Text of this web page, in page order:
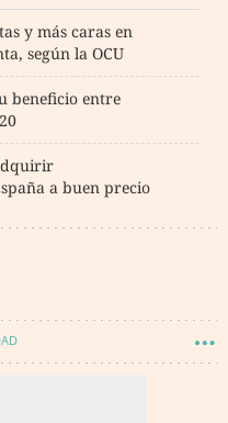
y más caras en
según la OCU
beneficio entre
a buen precio